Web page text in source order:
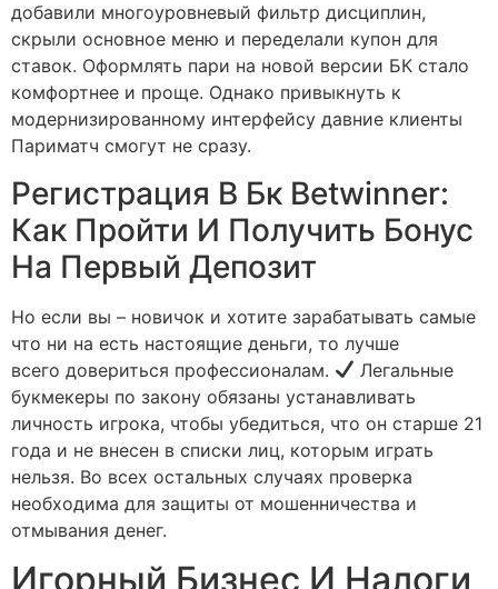
добавили многоуровневый фильтр дисциплин,
скрыли основное меню и переделали купон для
ставок. Оформлять пари на новой версии БК стало
комфортнее и проще. Однако привыкнуть к
модернизированному интерфейсу давние клиенты
Париматч смогут не сразу.
Регистрация В Бк Betwinner:
Как Пройти И Получить Бонус
На Первый Депозит
Но если вы – новичок и хотите зарабатывать самые
что ни на есть настоящие деньги, то лучше
всего довериться профессионалам.
Легальные
букмекеры по закону обязаны устанавливать
личность игрока, чтобы убедиться, что он старше 21
года и не внесен в списки лиц, которым играть
нельзя. Во всех остальных случаях проверка
необходима для защиты от мошенничества и
отмывания денег.
Игорный Бизнес И Налоги